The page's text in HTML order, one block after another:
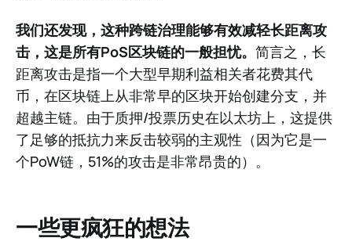
我们还发现，这种跨链治理能够有效减轻长距离攻
击，这是所有PoS区块链的一般担忧。 简言之，长
距离攻击是指一个大型早期利益相关者花费其代
币，在区块链上从非常早的区块开始创建分支，并
超越主链。由于质押/投票历史在以太坊上，这提供
了足够的抵抗力来反击较弱的主观性（因为它是一
个PoW链，51%的攻击是非常昂贵的）。
一些更疯狂的想法